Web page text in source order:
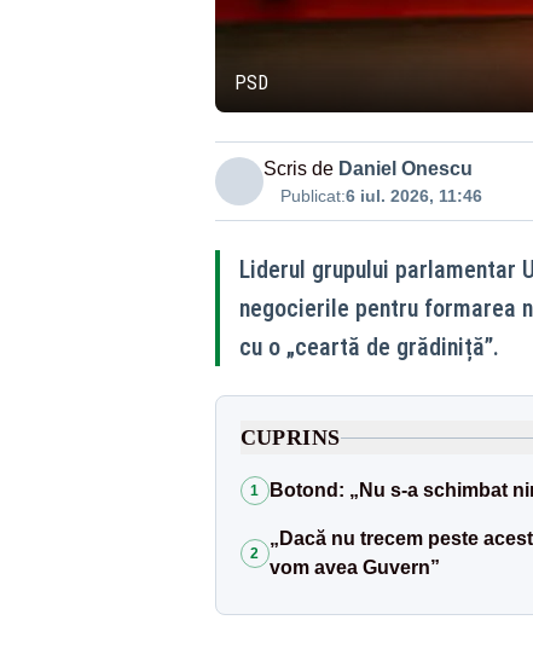
PSD
Scris de Daniel Onescu
Publicat:6 iul. 2026, 11:46
Liderul grupului parlamentar
negocierile pentru formarea
cu o „ceartă de grădiniță”.
CUPRINS
1 Botond: „Nu s-a schimbat
2
„Dacă nu trecem peste
vom avea Guvern”